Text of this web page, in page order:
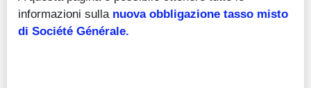
informazioni sulla nuova obbligazione tasso misto
di Société Générale.